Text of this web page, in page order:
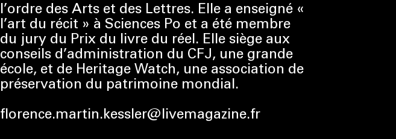
l’ordre des Arts et des Lettres. Elle a enseigné «
l’art du récit » à Sciences Po et a été membre
du jury du Prix du livre du réel. Elle siège aux
conseils d’administration du CFJ, une grande
école, et de Heritage Watch, une association de
préservation du patrimoine mondial.
florence.martin.kessler@livemagazine.fr